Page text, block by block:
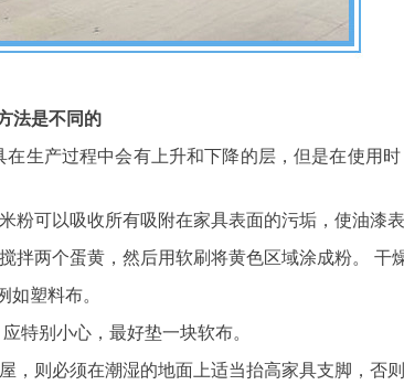
法是不同的
生产过程中会有上升和下降的层，但是在使用
可以吸收所有吸附在家具表面的污垢，使油漆表
两个蛋黄，然后用软刷将黄色区域涂成粉。 干
塑料布。
特别小心，最好垫一块软布。
则必须在潮湿的地面上适当抬高家具支脚，否则